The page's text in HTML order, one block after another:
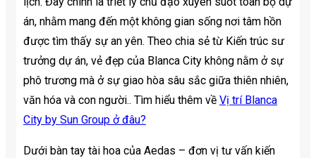
án, nhằm mang đến một không gian sống nơi tâm hồn
được tìm thấy sự an yên. Theo chia sẻ từ Kiến trúc sư
trưởng dự án, vẻ đẹp của Blanca City không nằm ở sự
phô trương mà ở sự giao hòa sâu sắc giữa thiên nhiên,
văn hóa và con người.. Tìm hiểu thêm về Vị trí Blanca
City by Sun Group ở đâu?
Dưới bàn tay tài hoa của Aedas – đơn vị tư vấn kiến